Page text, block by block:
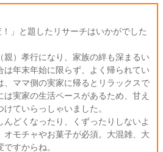
！」と題したリサーチはいかがでした
親）孝行になり、家族の絆も深まるい
は年末年始に限らず、よく帰られてい
、ママ側の実家に帰るとリラックスで
実家の生活ペースがあるため、甘え
ていらっしゃいました。
んどくなったり、くずったりしないよ
オモチャやお菓子が必須。大混雑、大
すからね。